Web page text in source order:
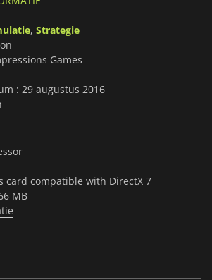
, Strategie
Games
: 29 augustus 2016
card compatible with DirectX 7
MB